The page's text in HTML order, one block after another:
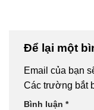
Để lại một
Email của bạn
Các trường bắt
Bình luận *